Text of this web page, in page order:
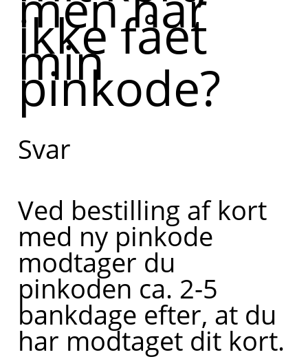
ikke fået
min
pinkode?
Svar
Ved bestilling af kort
med ny pinkode
modtager du
pinkoden ca. 2-5
bankdage efter, at du
har modtaget dit kort.